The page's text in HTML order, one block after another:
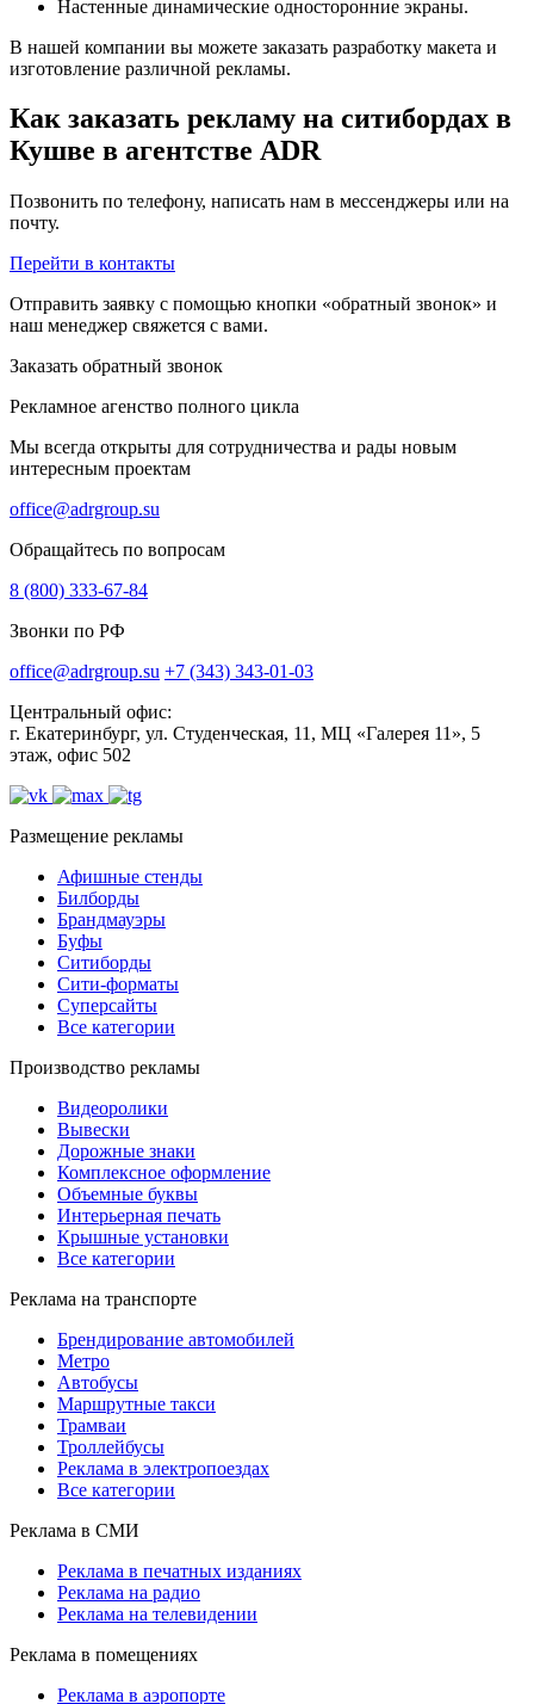
Настенные динамические односторонние экраны.
В нашей компании вы можете заказать разработку макета и
изготовление различной рекламы.
Как заказать рекламу на ситибордах в
Кушве в агентстве ADR
Позвонить по телефону, написать нам в мессенджеры или на
почту.
Перейти в контакты
Отправить заявку с помощью кнопки «обратный звонок» и
наш менеджер свяжется с вами.
Заказать обратный звонок
Рекламное агенство полного цикла
Мы всегда открыты для сотрудничества и рады новым
интересным проектам
office@adrgroup.su
Обращайтесь по вопросам
8 (800) 333-67-84
Звонки по РФ
office@adrgroup.su +7 (343) 343-01-03
Центральный офис:
г. Екатеринбург, ул. Студенческая, 11, МЦ «Галерея 11», 5
этаж, офис 502
Размещение рекламы
Афишные стенды
Билборды
Брандмауэры
Буфы
Ситиборды
Сити-форматы
Суперсайты
Все категории
Производство рекламы
Видеоролики
Вывески
Дорожные знаки
Комплексное оформление
Объемные буквы
Интерьерная печать
Крышные установки
Все категории
Реклама на транспорте
Брендирование автомобилей
Метро
Автобусы
Маршрутные такси
Трамваи
Троллейбусы
Реклама в электропоездах
Все категории
Реклама в СМИ
Реклама в печатных изданиях
Реклама на радио
Реклама на телевидении
Реклама в помещениях
Реклама в аэропорте